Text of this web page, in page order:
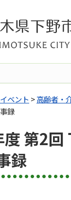
ベント >高齢者・
録
第2回
録